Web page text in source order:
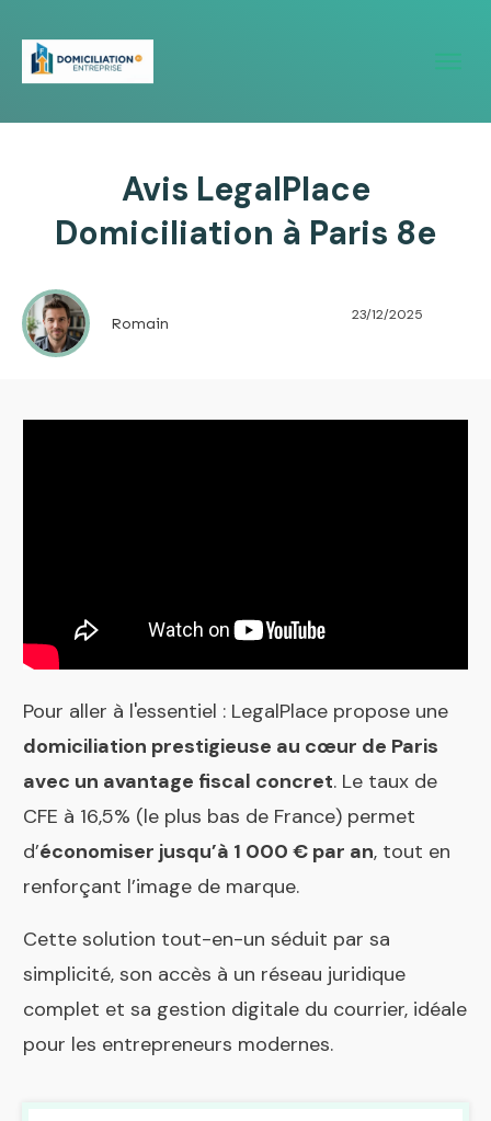
Avis LegalPlace
Domiciliation à Paris 8e
Romain 23/12/2025
Pour aller à l'essentiel : LegalPlace propose une
domiciliation prestigieuse au cœur de Paris
avec un avantage fiscal concret. Le taux de
CFE à 16,5% (le plus bas de France) permet
d’économiser jusqu’à 1 000 € par an, tout en
renforçant l’image de marque.
Cette solution tout-en-un séduit par sa
simplicité, son accès à un réseau juridique
complet et sa gestion digitale du courrier, idéale
pour les entrepreneurs modernes.